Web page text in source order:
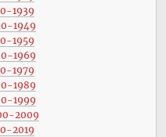
1939
1949
1959
1969
1979
1989
1999
2009
2019